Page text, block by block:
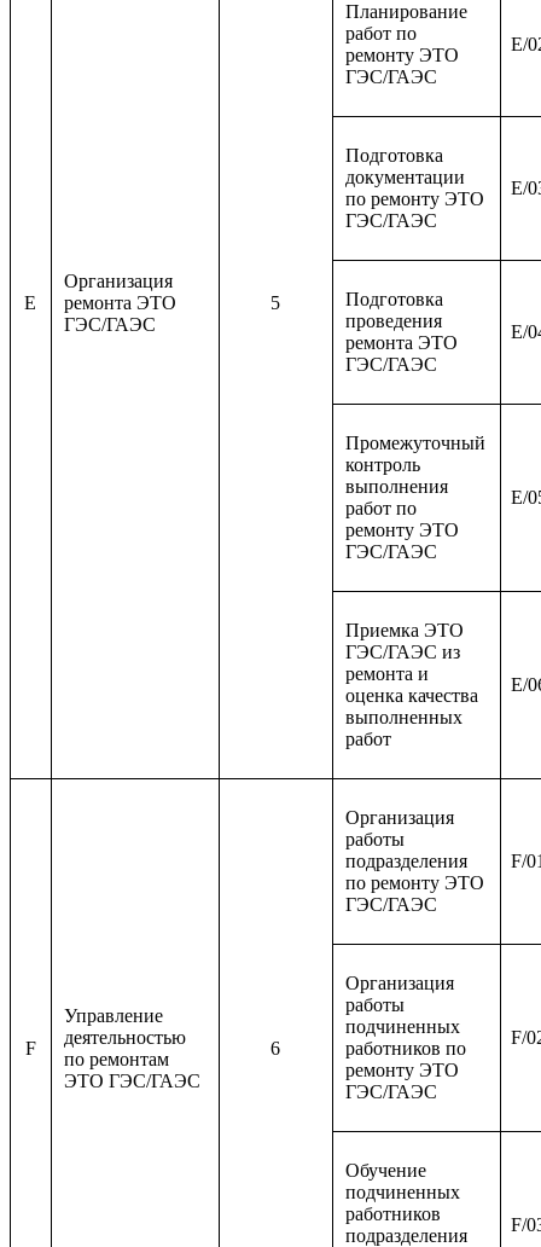
E
Организация
ремонта ЭТО
ГЭС/ГАЭС
5
Планирование
работ по
ремонту ЭТО
ГЭС/ГАЭС
E/
Подготовка
документации
по ремонту ЭТО
ГЭС/ГАЭС
E/
Подготовка
проведения
ремонта ЭТО
ГЭС/ГАЭС
E/
Промежуточный
контроль
выполнения
работ по
ремонту ЭТО
ГЭС/ГАЭС
E/
Приемка ЭТО
ГЭС/ГАЭС из
ремонта и
оценка качества
выполненных
работ
E/
F
Управление
деятельностью
по ремонтам
ЭТО ГЭС/ГАЭС
6
Организация
работы
подразделения
по ремонту ЭТО
ГЭС/ГАЭС
F/
Организация
работы
подчиненных
работников по
ремонту ЭТО
ГЭС/ГАЭС
F/
Обучение
подчиненных
работников
подразделения
F/